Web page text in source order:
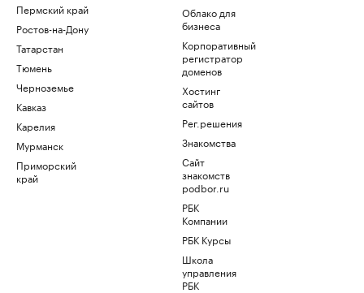
Пермский край
Ростов-на-Дону
Татарстан
Тюмень
Черноземье
Кавказ
Карелия
Мурманск
Приморский
край
Облако для
бизнеса
Корпоративный
регистратор
доменов
Хостинг
сайтов
Рег.решения
Знакомства
Сайт
знакомств
podbor.ru
РБК
Компании
РБК Курсы
Школа
управления
РБК